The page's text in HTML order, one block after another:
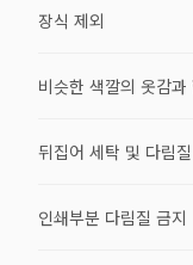
장식 제외
비슷한 색깔의 옷감과
뒤집어 세탁 및 다림질
인쇄부분 다림질 금지